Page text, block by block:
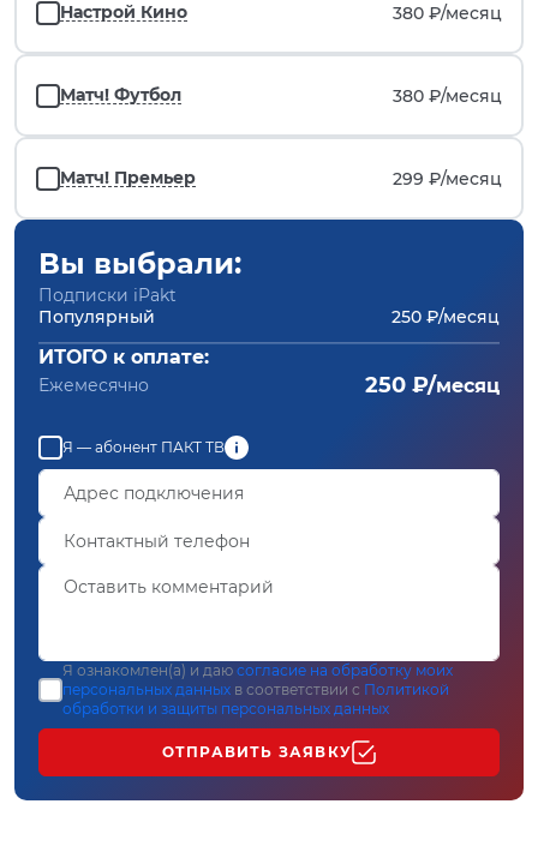
Настрой Кино 380 ₽/месяц
Матч! Футбол 380 ₽/месяц
Матч! Премьер 299 ₽/месяц
Вы выбрали:
Подписки iPakt
Популярный
250 ₽/месяц
ИТОГО к оплате:
Ежемесячно 250 ₽/месяц
Я — абонент ПАКТ ТВ
Я ознакомлен(а) и даю согласие на обработку моих
персональных данных в соответствии с Политикой
обработки и защиты персональных данных
ОТПРАВИТЬ ЗАЯВКУ